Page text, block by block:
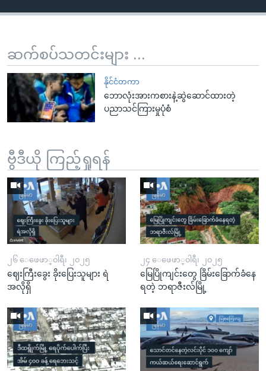
ဆက်စပ်သတင်းများ ...
နိုင်ငံတကာ
ဘောလုံးအားကစားနဲ့ဆွဲဆောင်ထားတဲ့
ပညာသင်ကြားမှုပုံစံ
ဗွီဒီယို ကြည့်ရှုရန်
၂၆ ေဖေဖာ္၀ါရီ၊ ၂၀၂၅
ဈေးကြီးခွေး ခိုးပြေးသူများ ရဲ
အလိုရှိ
၂၄ ေဖေဖာ္၀ါရီ၊ ၂၀၂၅
မြေပြိုကျင်းတွေ ခြိမ်းခြောက်ခံနေ
ရတဲ့ ဘရာဇီးလ်မြို့